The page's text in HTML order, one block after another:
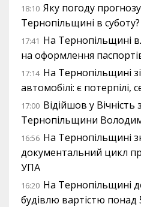
18:10 Яку погоду
Тернопільщині в суботу?
17:41 На Тернопільщині
на оформлення
17:14 На Тернопільщині
автомобілі: є потерпілі,
17:00 Відійшов у Вічність
Тернопільщини
16:56 На Тернопільщині
документальний цикл
УПА
16:20 На Тернопільщині
будівлю вартістю понад